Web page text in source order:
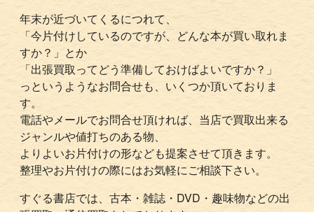
年末が近づいてくるにつれて、
「今片付けしているのですが、どんな本が買い取れま
すか？」とか
「出張買取ってどう準備しておけばよいですか？」
っというようなお問合せも、いくつか頂いておりま
す。
電話やメールでお問合せ頂ければ、当店で買取出来る
ジャンルや値打ちのある物、
よりよいお片付けの形なども提案させて頂きます。
整理やお片付けの際にはお気軽にご相談下さい。
すぐる書店では、古本・雑誌・DVD・趣味物などの出